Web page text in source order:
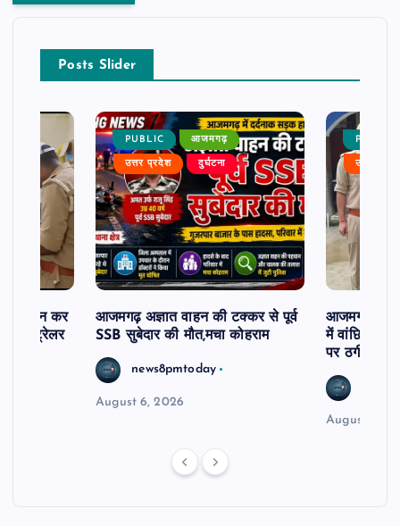
Posts Slider
से दर्शन कर
खड़े ट्रेलर
PUBLIC आजमगढ़
उत्तर प्रदेश दुर्घटना
आजमगढ़ अज्ञात वाहन की टक्कर से पूर्व
SSB सुबेदार की मौत,मचा कोहराम
news8pmtoday
August 6, 2026
PUBLIC
उत्तर
आजमगढ़ 43
में वांछित
पर ठगी और
August 6,